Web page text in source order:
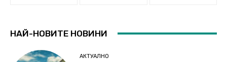
НАЙ-НОВИТЕ НОВИНИ
АКТУАЛНО